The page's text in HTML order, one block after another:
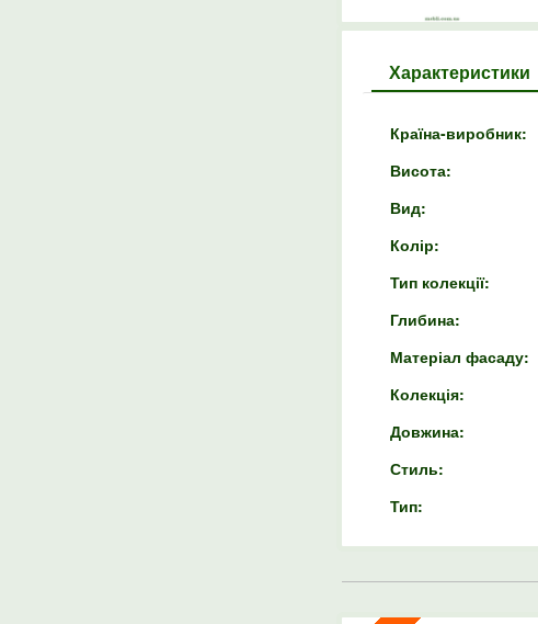
Характеристики
Країна-виробник:
Висота:
Вид:
Колір:
Тип колекції:
Глибина:
Матеріал фасаду:
Колекція:
Довжина:
Стиль:
Тип: